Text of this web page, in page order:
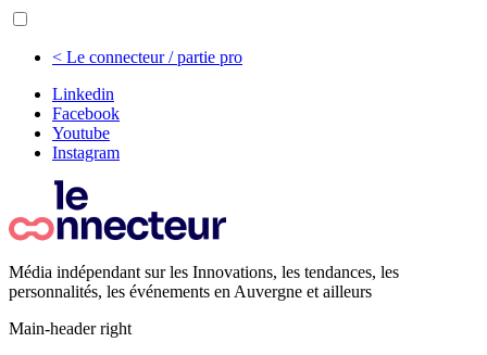
< Le connecteur / partie pro
Linkedin
Facebook
Youtube
Instagram
Média indépendant sur les Innovations, les tendances, les
personnalités, les événements en Auvergne et ailleurs
Main-header right